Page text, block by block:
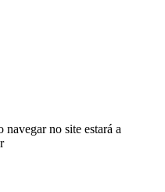
no site estará a